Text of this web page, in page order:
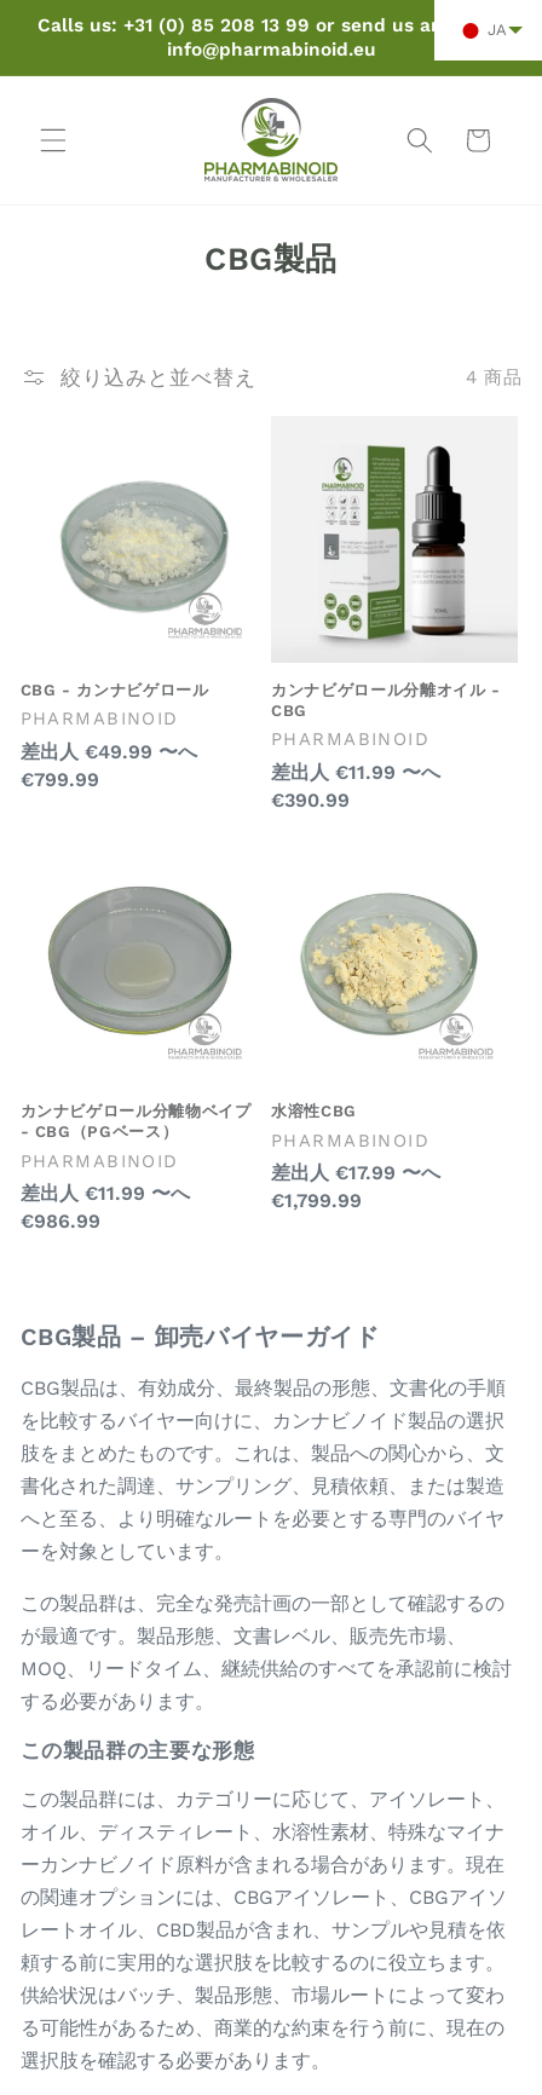
ンツに
Calls us: +31 (0) 85 208 13 99 or send us an email:
info@pharmabinoid.eu
ー
コ
シ
:
CBG製品
絞り込みと並べ替え 4 商品
CBG - カンナビゲロール
販
売
元:
PHARMABINOID
通
常
差出人 €49.99 〜へ
€799.99
カンナビゲロール分離オイル -
CBG
販
売
元:
PHARMABINOID
通
常
差出人 €11.99 〜へ
€390.99
カンナビゲロール分離物ベイプ
- CBG（PGベース）
販
売
元:
PHARMABINOID
通
常
差出人 €11.99 〜へ
€986.99
水溶性CBG
販
売
元:
PHARMABINOID
通
常
差出人 €17.99 〜へ
€1,799.99
CBG製品 – 卸売バイヤーガイド
CBG製品は、有効成分、最終製品の形態、文書化の手順
を比較するバイヤー向けに、カンナビノイド製品の選択
肢をまとめたものです。これは、製品への関心から、文
書化された調達、サンプリング、見積依頼、または製造
へと至る、より明確なルートを必要とする専門のバイヤ
ーを対象としています。
この製品群は、完全な発売計画の一部として確認するの
が最適です。製品形態、文書レベル、販売先市場、
MOQ、リードタイム、継続供給のすべてを承認前に検討
する必要があります。
この製品群の主要な形態
この製品群には、カテゴリーに応じて、アイソレート、
オイル、ディスティレート、水溶性素材、特殊なマイナ
ーカンナビノイド原料が含まれる場合があります。現在
の関連オプションには、CBGアイソレート、CBGアイソ
レートオイル、CBD製品が含まれ、サンプルや見積を依
頼する前に実用的な選択肢を比較するのに役立ちます。
供給状況はバッチ、製品形態、市場ルートによって変わ
る可能性があるため、商業的な約束を行う前に、現在の
選択肢を確認する必要があります。
JA